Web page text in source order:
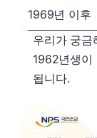
1969년 이후
우리가 궁
1962년생이
됩니다.